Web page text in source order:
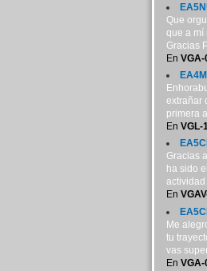
Que
que a mí
Gracias
En VGA-
extrañar
primera
En VGL-
Gracias
ha sido
actividad
En
Me
tu
vas
En VGA-